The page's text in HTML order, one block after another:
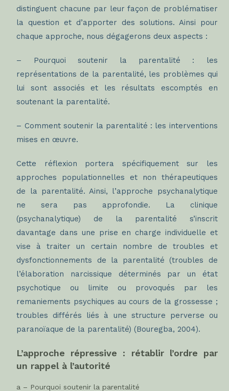
distinguent chacune par leur façon de problématiser
la question et d’apporter des solutions. Ainsi pour
chaque approche, nous dégagerons deux aspects :
– Pourquoi soutenir la parentalité : les
représentations de la parentalité, les problèmes qui
lui sont associés et les résultats escomptés en
soutenant la parentalité.
– Comment soutenir la parentalité : les interventions
mises en œuvre.
Cette réflexion portera spécifiquement sur les
approches populationnelles et non thérapeutiques
de la parentalité. Ainsi, l’approche psychanalytique
ne sera pas approfondie. La clinique
(psychanalytique) de la parentalité s’inscrit
davantage dans une prise en charge individuelle et
vise à traiter un certain nombre de troubles et
dysfonctionnements de la parentalité (troubles de
l’élaboration narcissique déterminés par un état
psychotique ou limite ou provoqués par les
remaniements psychiques au cours de la grossesse ;
troubles différés liés à une structure perverse ou
paranoïaque de la parentalité) (Bouregba, 2004).
L’approche répressive : rétablir l’ordre par
un rappel à l’autorité
a – Pourquoi soutenir la parentalité